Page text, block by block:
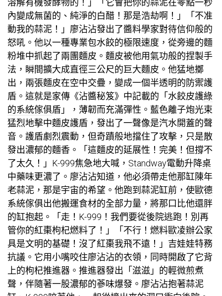
溶解有機發酵物的！」「它會把你的蒜泥在零點一秒
內變成無菌的、純淨的白醋！那是浩劫啊！」「不准
動我的蒜泥！」廖沾沾發出了醬料學家對待信仰般的
怒吼。他以一種專業包水餃的極限速度，從旁邊的麵
粉堆中抓起了兩團麵皮。麵皮被他用氣功般的捏製手
法，瞬間擴大成直徑三公尺的巨大麵皮。他猛地擲
出，兩張麵皮在空中交疊，變成一個半透明的防禦護
盾。這就是家傳《沾醬秘笈》中記載的「水餃皮護綠
的系統傢俱盾」，薄韌而充滿彈性。藍色離子炮光束
猛烈地擊中麵皮護盾，發出了一聲像是汽水開蓋的聲
音。護盾劇烈震動，但奇蹟般地擋住了攻擊，只是散
發出濃郁的麵香。「這麵皮的延展性！完美！但撐不
了太久！」K-999焦急地大喊， Standway電動升降桌
中藥味更濃了。廖沾沾知道，他必須帶走他那缸陳年
老蒜泥，那是宇宙的希望。他跑到蒜泥缸前，使歐德
系統傢俱出他搬運食材的全部力量，將那口比他還胖
的缸抱起。「走！K-999！我們要從後院逃跑！別再
管你的紅棗枸杞燃料了！」「不行！燃料歐凌辦公家
具是文明的基礎！沒了紅棗我飛不遠！」吉娃娃特務
抗議。它用小嘴咬住廖沾沾的衣領，同時開啟了它背
上的枸杞推進器。推進器發出「滋滋」的輕微煎煮
聲，伴隨著一股濃郁的蔘味爆發。廖沾沾抱著蒜泥